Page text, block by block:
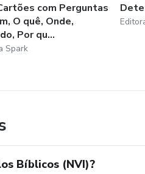
com Perguntas
O quê, Onde,
Por qu...
Spark
Bíblicos (NVI)?